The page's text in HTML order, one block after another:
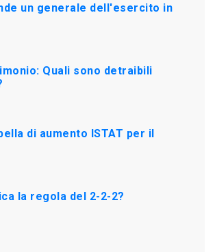
un generale dell'esercito in
Quali sono detraibili
di aumento ISTAT per il
la regola del 2-2-2?